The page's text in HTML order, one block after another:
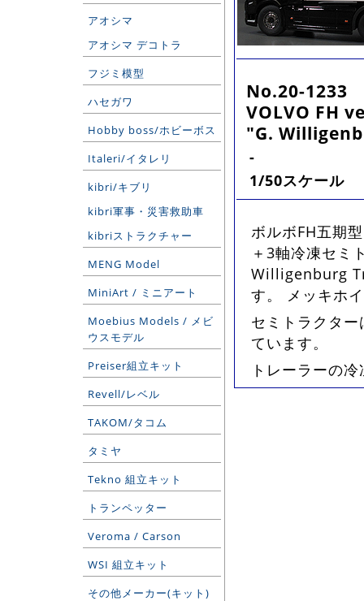
アオシマ
アオシマ デコトラ
フジミ模型
ハセガワ
Hobby boss/ホビーボス
Italeri/イタレリ
kibri/キブリ
kibri軍事・災害救助車
kibriストラクチャー
MENG Model
MiniArt / ミニアート
Moebius Models / メビ
ウスモデル
Preiser組立キット
Revell/レベル
TAKOM/タコム
タミヤ
Tekno 組立キット
トランペッター
Veroma / Carson
WSI 組立キット
その他メーカー(キット)
No.20-1233
VOLVO FH
"G.
-
1/50スケール
ボルボFH五期
＋3軸冷凍セミ
Willigenburg
す。 メッキホ
セミトラクタ
ています。
トレーラーの